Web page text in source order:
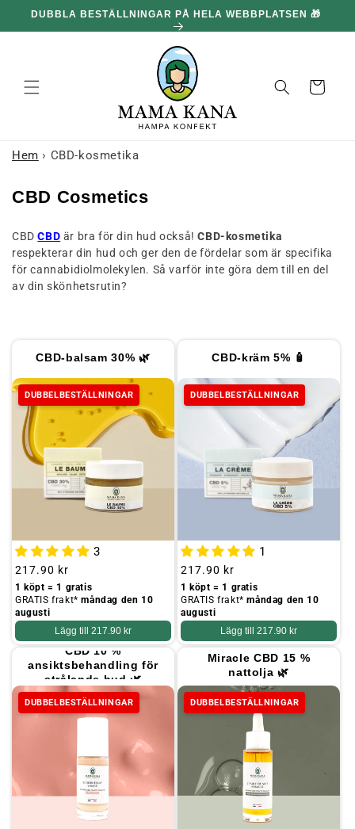
och gå
DUBBLA BESTÄLLNINGAR PÅ HELA WEBBPLATSEN 🎁
Korg
Hem › CBD-kosmetika
K
l
l
e
o
n
CBD Cosmetics
CBDCBD är bra för din hud också!CBD-kosmetika
respekterar din hud och ger den de fördelar som är specifika
för cannabidiolmolekylen. Så varför inte göra dem till en del
av din skönhetsrutin?
CBD-balsam 30% 🌿
DUBBELBESTÄLLNINGAR
3
Ordinarie
pris
217.90 kr
1 köpt = 1 gratis
GRATIS frakt*måndag den 10
augusti
Lägg till 217.90 kr
CBD-kräm 5% 🧴
DUBBELBESTÄLLNINGAR
1
Ordinarie
pris
217.90 kr
1 köpt = 1 gratis
GRATIS frakt*måndag den 10
augusti
Lägg till 217.90 kr
CBD 10 %
ansiktsbehandling för
strålande hud 🌿
DUBBELBESTÄLLNINGAR
Miracle CBD 15 %
nattolja 🌿
DUBBELBESTÄLLNINGAR